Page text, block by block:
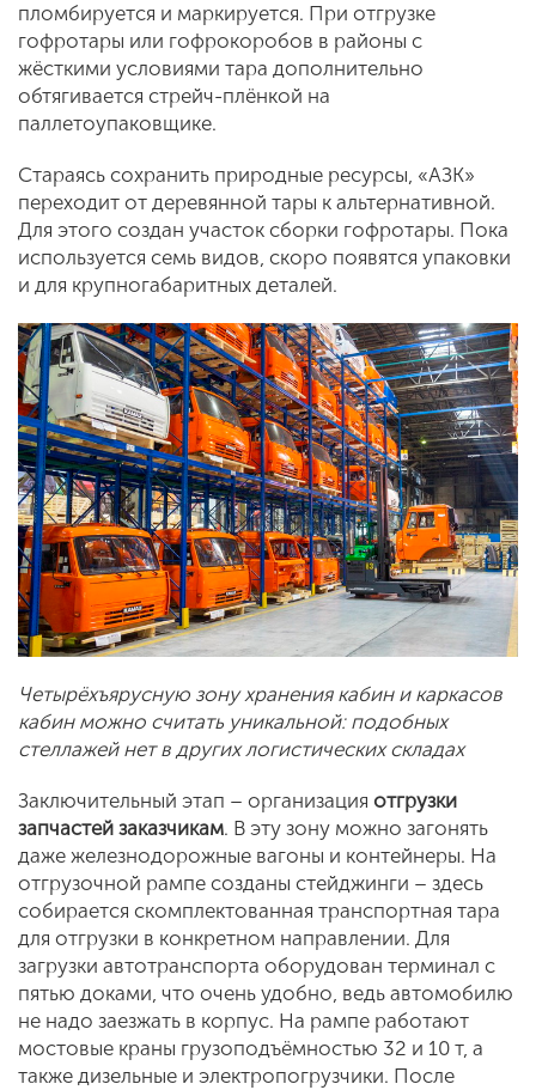
пломбируется и маркируется. При отгрузке
гофротары или гофрокоробов в районы с
жёсткими условиями тара дополнительно
обтягивается стрейч-плёнкой на
паллетоупаковщике.
Стараясь сохранить природные ресурсы, «АЗК»
переходит от деревянной тары к альтернативной.
Для этого создан участок сборки гофротары. Пока
используется семь видов, скоро появятся упаковки
и для крупногабаритных деталей.
Четырёхъярусную зону хранения кабин и каркасов
кабин можно считать уникальной: подобных
стеллажей нет в других логистических складах
Заключительный этап – организация отгрузки
запчастей заказчикам. В эту зону можно загонять
даже железнодорожные вагоны и контейнеры. На
отгрузочной рампе созданы стейджинги – здесь
собирается скомплектованная транспортная тара
для отгрузки в конкретном направлении. Для
загрузки автотранспорта оборудован терминал с
пятью доками, что очень удобно, ведь автомобилю
не надо заезжать в корпус. На рампе работают
мостовые краны грузоподъёмностью 32 и 10 т, а
также дизельные и электропогрузчики. После